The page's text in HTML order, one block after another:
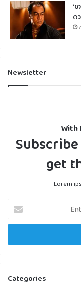
Newsletter
With
get
Lorem
Enter
your
Email
Categories